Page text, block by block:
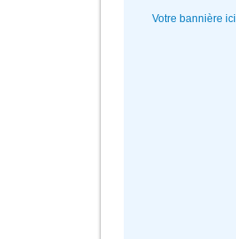
Votre bannière ici